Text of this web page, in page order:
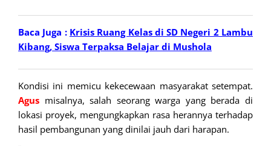
Baca Juga : Krisis Ruang Kelas di SD Negeri 2 Lambu
Kibang, Siswa Terpaksa Belajar di Mushola
Kondisi ini memicu kekecewaan masyarakat setempat.
Agus misalnya, salah seorang warga yang berada di
lokasi proyek, mengungkapkan rasa herannya terhadap
hasil pembangunan yang dinilai jauh dari harapan.